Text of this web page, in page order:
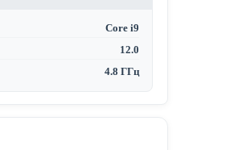
Core i9
12.0
4.8 ГГц